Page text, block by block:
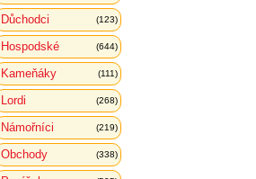
Důchodci (123)
Hospodské (644)
Kameňáky (111)
Lordi (268)
Námořníci (219)
Obchody (338)